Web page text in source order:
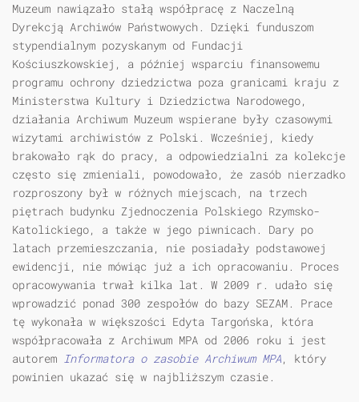
Muzeum nawiązało stałą współpracę z Naczelną
Dyrekcją Archiwów Państwowych. Dzięki funduszom
stypendialnym pozyskanym od Fundacji
Kościuszkowskiej, a później wsparciu finansowemu
programu ochrony dziedzictwa poza granicami kraju z
Ministerstwa Kultury i Dziedzictwa Narodowego,
działania Archiwum Muzeum wspierane były czasowymi
wizytami archiwistów z Polski. Wcześniej, kiedy
brakowało rąk do pracy, a odpowiedzialni za kolekcje
często się zmieniali, powodowało, że zasób nierzadko
rozproszony był w różnych miejscach, na trzech
piętrach budynku Zjednoczenia Polskiego Rzymsko-
Katolickiego, a także w jego piwnicach. Dary po
latach przemieszczania, nie posiadały podstawowej
ewidencji, nie mówiąc już a ich opracowaniu. Proces
opracowywania trwał kilka lat. W 2009 r. udało się
wprowadzić ponad 300 zespołów do bazy SEZAM. Prace
tę wykonała w większości Edyta Targońska, która
współpracowała z Archiwum MPA od 2006 roku i jest
autorem Informatora o zasobie Archiwum MPA, który
powinien ukazać się w najbliższym czasie.